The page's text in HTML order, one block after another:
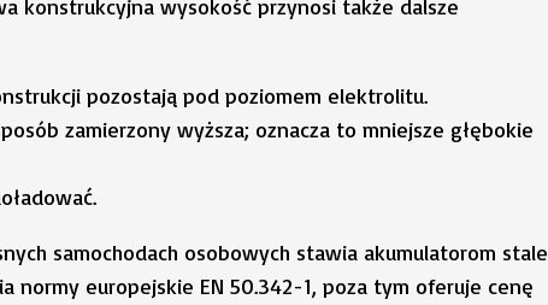
konstrukcyjna wysokość przynosi także dalsze
pozostają pod poziomem elektrolitu.
zamierzony wyższa; oznacza to mniejsze głębokie
samochodach osobowych stawia akumulatorom stale
normy europejskie EN 50.342-1, poza tym oferuje cenę